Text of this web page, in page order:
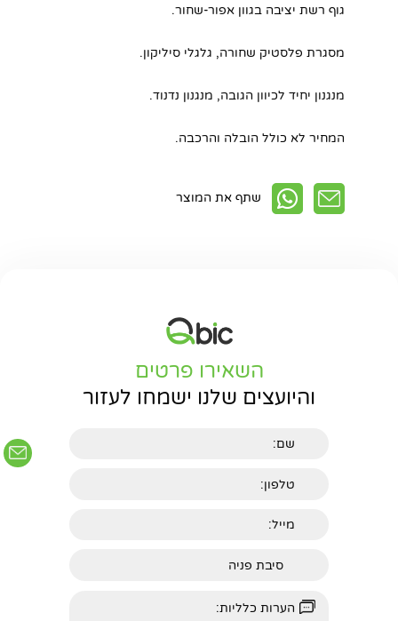
גוף רשת יציבה בגוון אפור-שחור.
מסגרת פלסטיק שחורה, גלגלי סיליקון.
מנגנון יחיד לכיוון הגובה, מנגנון נדנוד.
המחיר לא כולל הובלה והרכבה.
שתף את המוצר
השאירו פרטים
והיועצים שלנו ישמחו לעזור